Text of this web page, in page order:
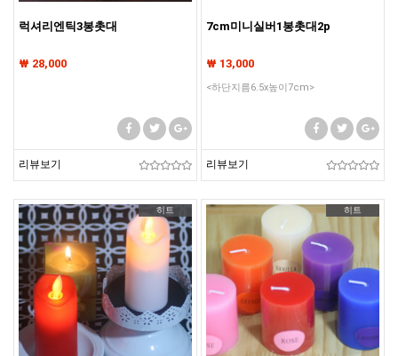
럭셔리엔틱3봉촛대
₩ 28,000
리뷰보기
7cm미니실버1봉촛대2p
₩ 13,000
<하단지름6.5x높이7cm>
리뷰보기
히트 히트